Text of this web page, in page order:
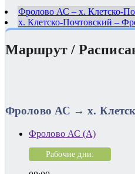
Фролово АС – х. Клетско-
х. Клетско-Почтовский –
Маршрут /
Фролово АС → х.
Фролово АС (А)
Рабочие дни: